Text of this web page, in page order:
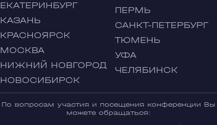
ЕКАТЕРИНБУРГ
КАЗАНЬ
КРАСНОЯРСК
МОСКВА
НИЖНИЙ НОВГОРОД
НОВОСИБИРСК
ПЕРМЬ
САНКТ-ПЕТЕРБУРГ
ТЮМЕНЬ
УФА
ЧЕЛЯБИНСК
По вопросам участия и посещения конференции Вы
можете обращаться: